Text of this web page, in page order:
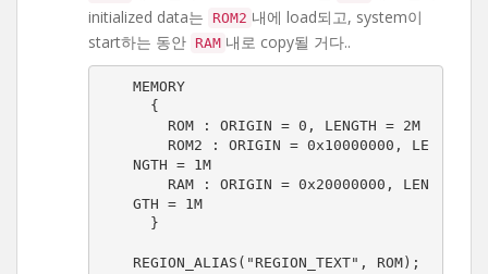
initialized data는
ROM2 내에 load되고, system이
start하는 동안 RAM 내로 copy될 거다..
MEMORY
NGTH = 1M
GTH = 1M
REGION_ALIAS("REGION_TEXT", ROM);